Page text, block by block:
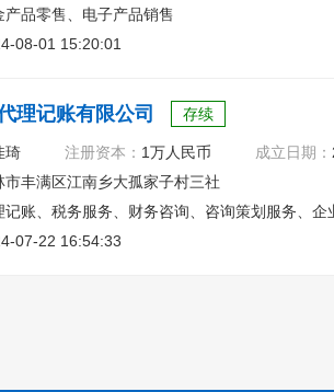
产品零售、电子产品销售
08-01 15:20:01
理记账有限公司 存续
琦 注册资本： 1万人民币 成立日期：
市丰满区江南乡大孤家子村三社
记账、税务服务、财务咨询、咨询策划服务、
07-22 16:54:33